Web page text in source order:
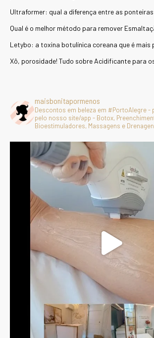
Ultraformer: qual a diferença entre as
Qual é o melhor método para remover
Letybo: a toxina botulínica coreana que é mais
Xô, porosidade! Tudo sobre Acidificante para
maisbonitapormenos
Descontos em beleza em #PortoAlegre -
pelo nosso site/app - Botox,
Bioestimuladores, Massagens e